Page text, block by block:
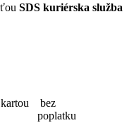
SDS kuriérska služba
bez
poplatku